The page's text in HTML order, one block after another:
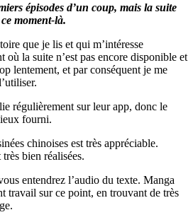
épisodes d’un coup, mais la suite
moment-là.
que je lis et qui m’intéresse
où la suite n’est pas encore disponible et
lentement, et par conséquent je me
régulièrement sur leur app, donc le
fourni.
chinoises est très appréciable.
bien réalisées.
entendrez l’audio du texte. Manga
travail sur ce point, en trouvant de très